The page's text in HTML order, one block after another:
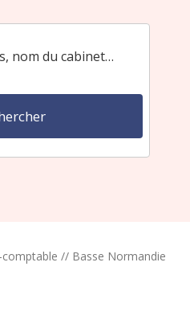
// Basse Normandie